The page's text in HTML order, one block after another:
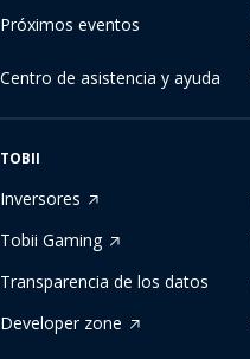
Próximos eventos
Centro de asistencia y ayuda
TOBII
Inversores
Tobii Gaming
Transparencia de los datos
Developer zone